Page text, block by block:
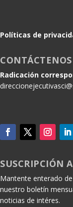
Políticas de
CONTÁCTENOS
Radicación
SUSCRIPCIÓN
Mantente enterado
nuestro boletín
noticias de intéres.